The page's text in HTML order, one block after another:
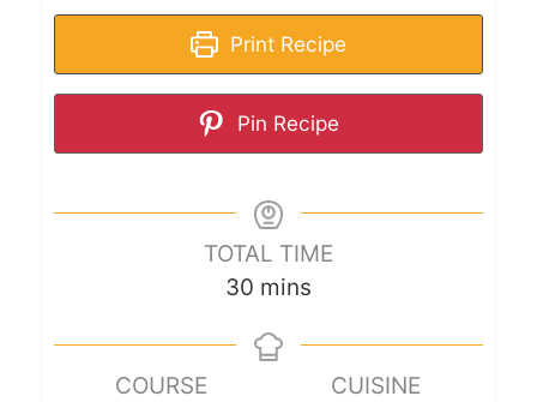
Print Recipe
Pin Recipe
TOTAL TIME
30 mins
COURSE
CUISINE